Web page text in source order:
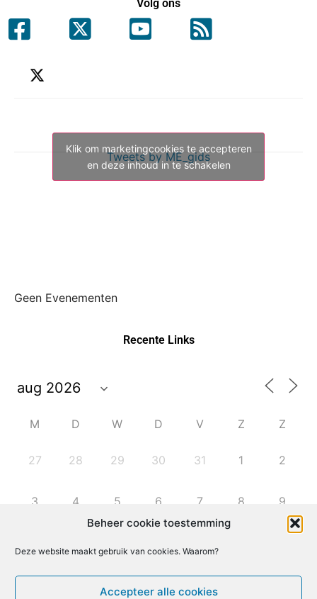
Beheer cookie toestemming
Deze website maakt gebruik van cookies. Waarom?
Accepteer alle cookies
Volg ons
Tweets by ME_gids
Klik om marketingcookies te accepteren
en deze inhoud in te schakelen
Geen Evenementen
Recente Links
M D W D V Z Z
27 28 29 30 31 1 2
3 4 5 6 7 8 9
21